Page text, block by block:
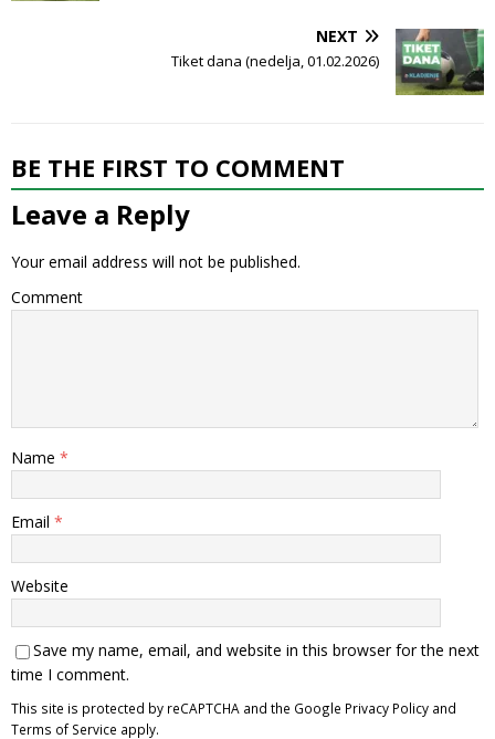
NEXT
Tiket dana (nedelja, 01.02.2026)
BE THE FIRST TO COMMENT
Leave a Reply
Your email address will not be published.
Comment
Name *
Email *
Website
Save my name, email, and website in this browser for the next
time I comment.
This site is protected by reCAPTCHA and the Google Privacy Policy and
Terms of Service apply.